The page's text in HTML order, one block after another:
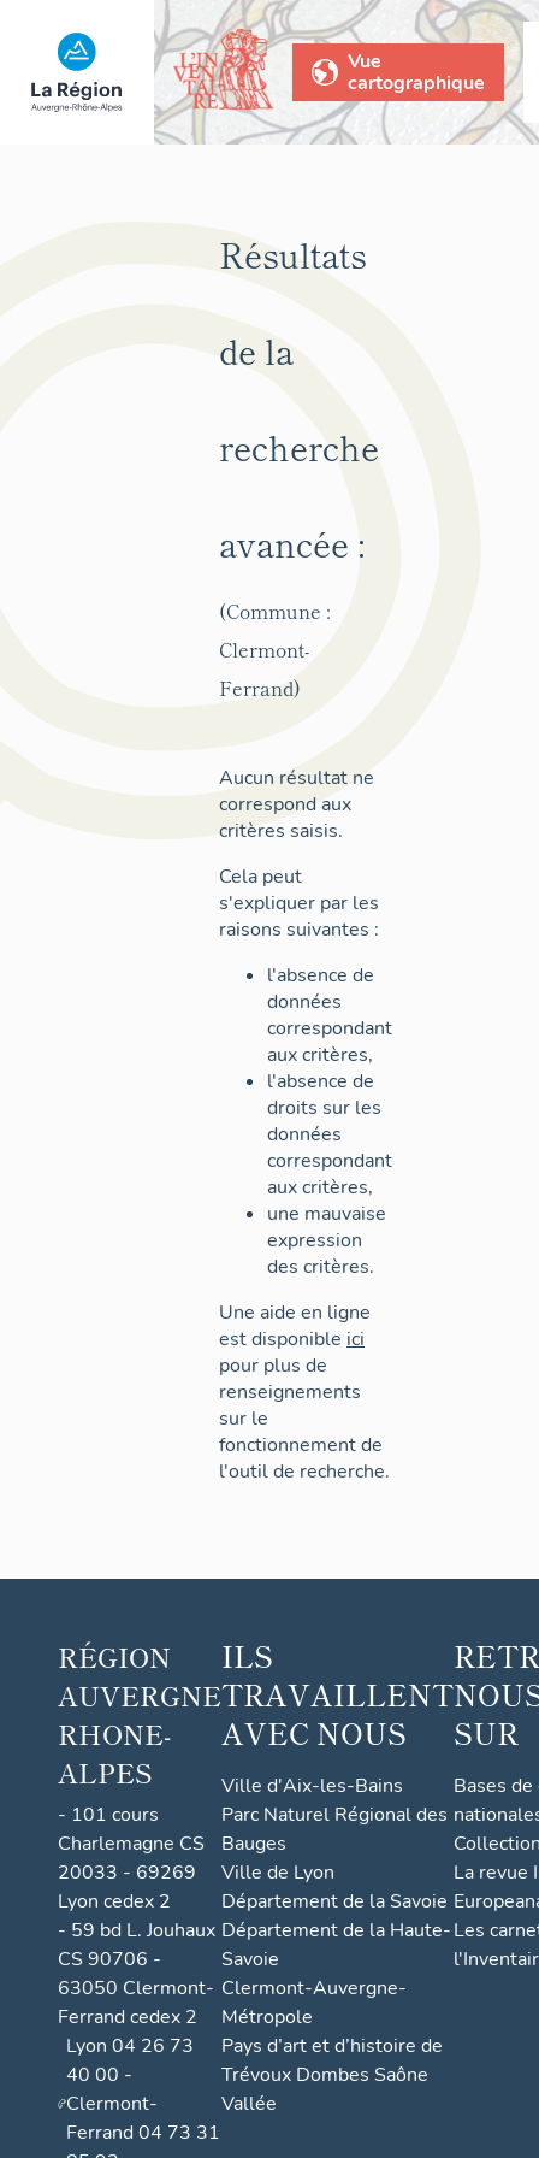
Vue
cartographique
Résultats
de la
recherche
avancée :
(Commune :
Clermont-
Ferrand)
Aucun résultat ne
correspond aux
critères saisis.
Cela peut
s'expliquer par les
raisons suivantes :
l'absence de
données
correspondant
aux critères,
l'absence de
droits sur les
données
correspondant
aux critères,
une mauvaise
expression
des critères.
Une aide en ligne
est disponible ici
pour plus de
renseignements
sur le
fonctionnement de
l'outil de recherche.
RÉGION
AUVERGNE
RHONE-
ALPES
- 101 cours
Charlemagne CS
20033 - 69269
Lyon cedex 2
- 59 bd L. Jouhaux
CS 90706 -
63050 Clermont-
Ferrand cedex 2
Lyon 04 26 73
40 00 -
Clermont-
Ferrand 04 73 31
ILS
TRAVAILLENT
AVEC NOUS
Ville d'Aix-les-Bains
Parc Naturel Régional des
Bauges
Ville de Lyon
Département de la Savoie
Département de la Haute-
Savoie
Clermont-Auvergne-
Métropole
Pays d’art et d’histoire de
Trévoux Dombes Saône
Vallée
SUR
Bases
La revue
Les